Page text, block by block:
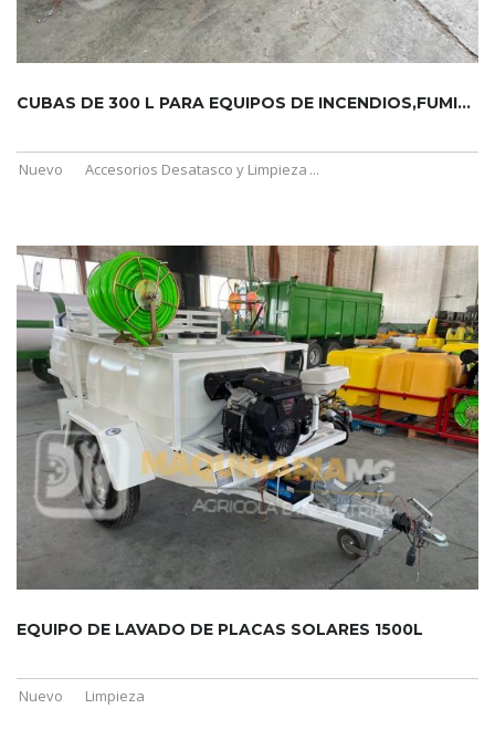
CUBAS DE 300 L PARA EQUIPOS DE INCENDIOS,FUMIGACIÓN Y LIMPIE...
Nuevo Accesorios Desatasco y Limpieza ...
EQUIPO DE LAVADO DE PLACAS SOLARES 1500L
Nuevo Limpieza